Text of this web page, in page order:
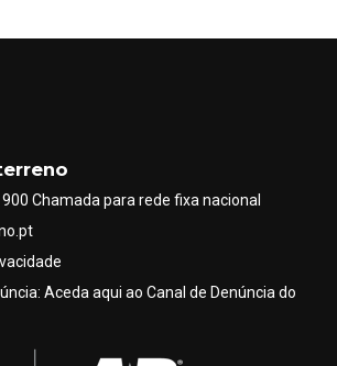
Chamada para rede fixa nacional
Aceda aqui ao Canal de Denúncia do